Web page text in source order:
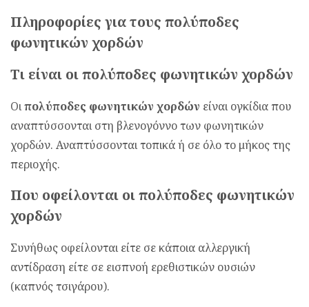
Πληροφορίες για τους πολύποδες
φωνητικών χορδών
Τι είναι οι πολύποδες φωνητικών χορδών
Οιπολύποδες φωνητικών χορδών είναι ογκίδια που
αναπτύσσονται στη βλενογόννο των φωνητικών
χορδών. Αναπτύσσονται τοπικά ή σε όλο το μήκος της
περιοχής.
Που οφείλονται οι πολύποδες φωνητικών
χορδών
Συνήθως οφείλονται είτε σε κάποια αλλεργική
αντίδραση είτε σε εισπνοή ερεθιστικών ουσιών
(καπνός τσιγάρου).